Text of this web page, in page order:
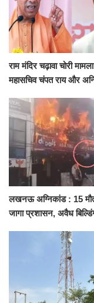
राम मंदिर चढ़ावा चोरी
महासचिव चंपत राय और
को नहीं...
लखनऊ अग्निकांड : 15
जागा प्रशासन, अवैध